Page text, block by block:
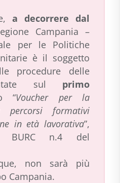
a decorrere dal
Campania –
per le Politiche
è il soggetto
procedure delle
sul primo
“Voucher per la
percorsi formativi
in età lavorativa”,
BURC n.4 del
non sarà più
Campania.